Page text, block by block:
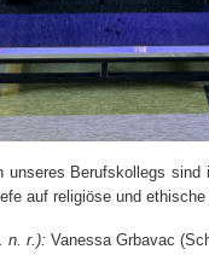
unseres Berufskollegs
auf religiöse und
n. r.): Vanessa Grbavac